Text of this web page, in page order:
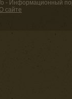
- Информационный
сайте